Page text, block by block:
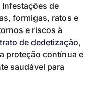
de
formigas, ratos e
e riscos à
de dedetização,
proteção contínua e
saudável para